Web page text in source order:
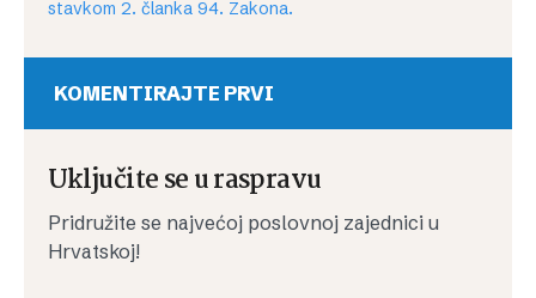
stavkom 2. članka 94. Zakona.
KOMENTIRAJTE PRVI
Uključite se u raspravu
Pridružite se najvećoj poslovnoj zajednici u
Hrvatskoj!